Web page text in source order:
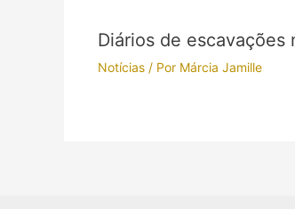
Diários de escavações
Notícias/ Por Márcia Jamille